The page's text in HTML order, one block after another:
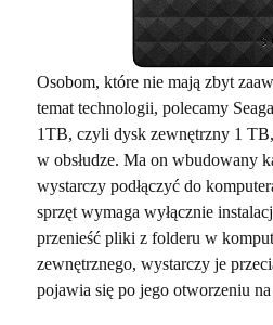
Osobom, które nie mają zbyt
temat technologii, polecamy
1TB, czyli dysk zewnętrzny 1
w obsłudze. Ma on wbudowany
wystarczy podłączyć do
sprzęt wymaga wyłącznie
przenieść pliki z folderu w
zewnętrznego, wystarczy je
pojawia się po jego otworzeniu